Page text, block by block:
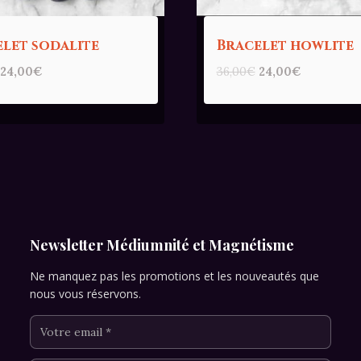
sodalite
Le
initial
24,00€
actuel
Bracelet howlite
36,00€ Le
initial
24,00€Le
actuel
Newsletter Médiumnité et Magnétisme
Ne manquez pas les promotions et les nouveautés que
nous vous réservons.